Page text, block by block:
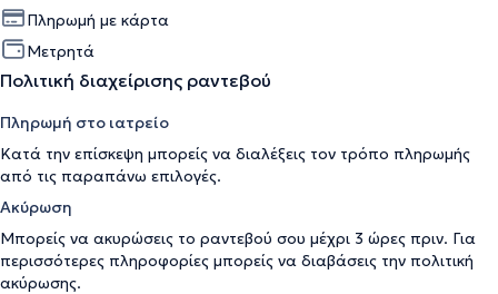
Πληρωμή με κάρτα
Μετρητά
Πολιτική διαχείρισης ραντεβού
Πληρωμή στο ιατρείο
Κατά την επίσκεψη μπορείς να διαλέξεις τον τρόπο πληρωμής
από τις παραπάνω επιλογές.
Ακύρωση
Μπορείς να ακυρώσεις το ραντεβού σου μέχρι 3 ώρες πριν. Για
περισσότερες πληροφορίες μπορείς να διαβάσεις την πολιτική
ακύρωσης.